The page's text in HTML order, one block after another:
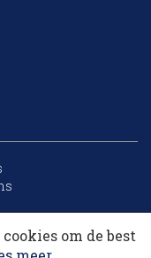
om de best